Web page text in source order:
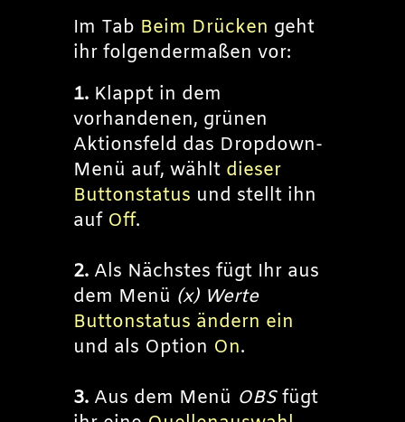
Im Tab Beim Drücken geht
ihr folgendermaßen vor:
1.Klappt in dem
vorhandenen, grünen
Aktionsfeld das Dropdown-
Menü auf, wähltdieser
Buttonstatus und stellt ihn
auf Off.
2.Als Nächstes fügt Ihr aus
dem Menü (x) Werte
Buttonstatus ändern ein
und als Option On.
3.Aus dem Menü OBSfügt